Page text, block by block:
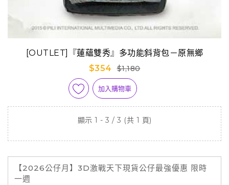
[OUTLET]『蓮蘊雙秀』多功能斜背包－原無鄉
$354
$1,180
加入購物車
顯示 1 - 3 / 3 (共 1 頁)
【2026公仔月】3D激戰天下現貨公仔最強優惠 限時
一週